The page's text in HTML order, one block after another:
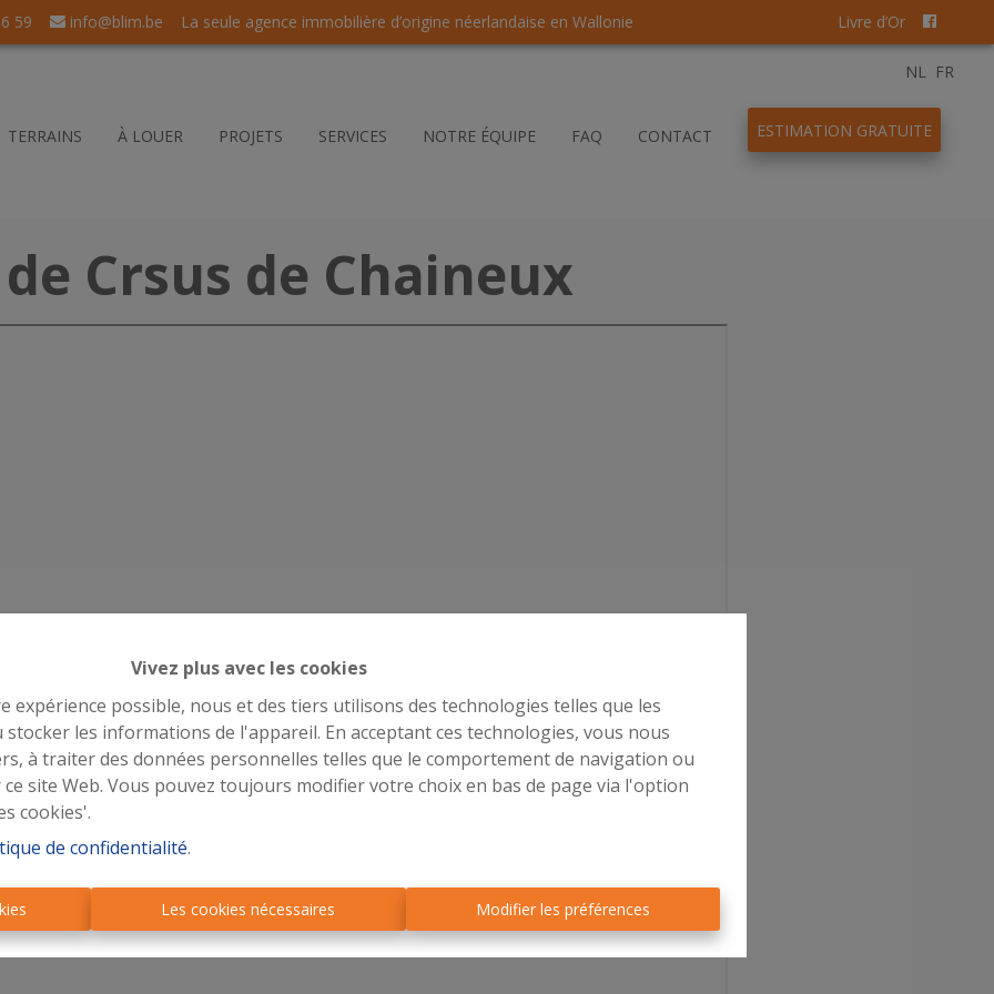
Vivez plus avec les cookies
expérience possible, nous et des tiers utilisons des technologies telles que les
les informations de l'appareil. En acceptant ces technologies, vous nous
à traiter des données personnelles telles que le comportement de navigation ou
site Web. Vous pouvez toujours modifier votre choix en bas de page via l'option
cookies'.
de confidentialité.
Les cookies nécessaires Modifier les préférences
59 info@blim.be La seule agence immobilière d’origine néerlandaise en Wallonie Livre d’Or
TERRAINS À LOUER PROJETS SERVICES NOTRE ÉQUIPE FAQ CONTACT ESTIMATION GRATUITE
NL FR
Crsus de Chaineux